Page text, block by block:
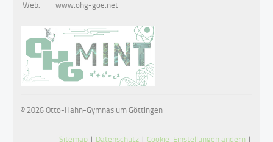
Web:
www.ohg-goe.net
© 2026 Otto-Hahn-Gymnasium Göttingen
Sitemap | Datenschutz |Cookie-Einstellungen ändern |